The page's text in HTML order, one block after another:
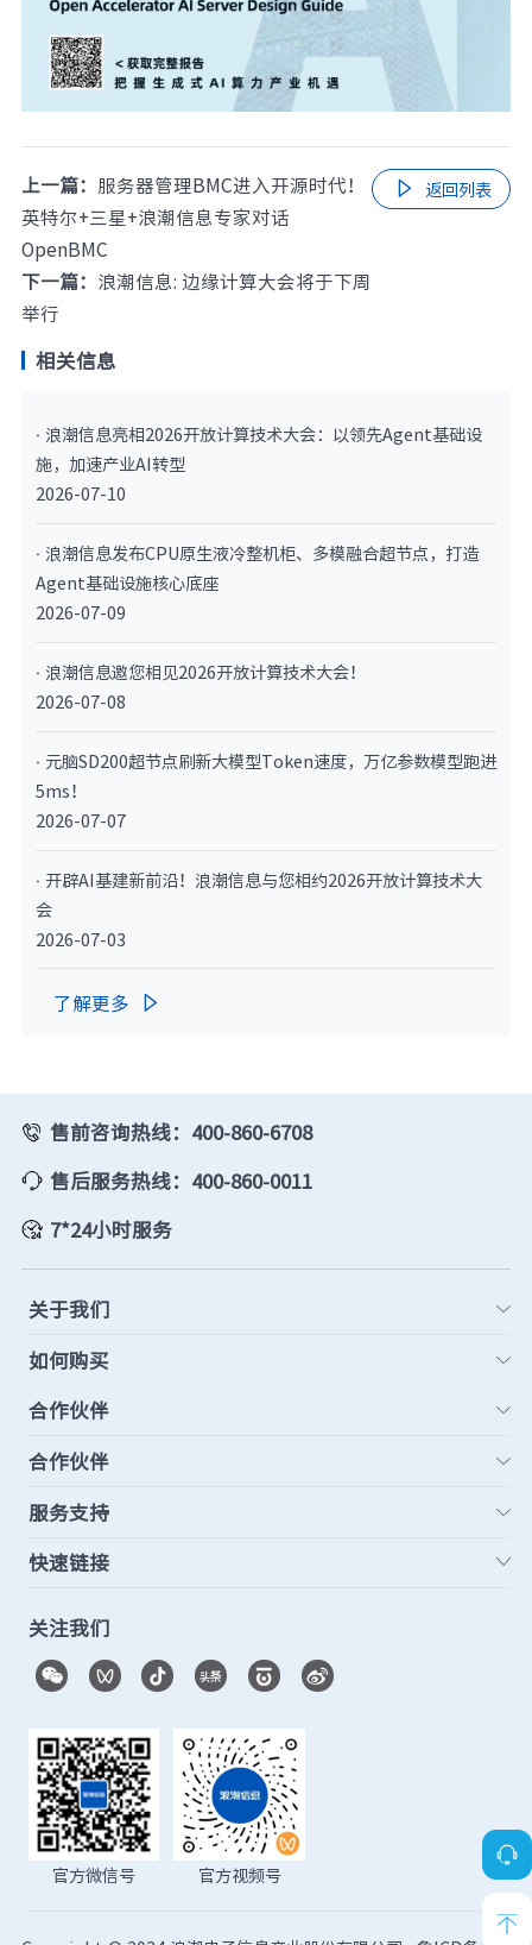
上一篇： 服务器管理BMC进入开源时代！
英特尔+三星+浪潮信息专家对话
OpenBMC
下一篇： 浪潮信息: 边缘计算大会将于下周
举行
 返回列表
相关信息
· 浪潮信息亮相2026开放计算技术大会：以领先Agent基础设
施，加速产业AI转型
2026-07-10
· 浪潮信息发布CPU原生液冷整机柜、多模融合超节点，打造
Agent基础设施核心底座
2026-07-09
· 浪潮信息邀您相见2026开放计算技术大会！
2026-07-08
· 元脑SD200超节点刷新大模型Token速度，万亿参数模型跑进
5ms！
2026-07-07
· 开辟AI基建新前沿！浪潮信息与您相约2026开放计算技术大
会
2026-07-03
了解更多 
售前咨询热线：400-860-6708
售后服务热线：400-860-0011
7*24小时服务
关于我们
如何购买
合作伙伴
合作伙伴
服务支持
快速链接
关注我们
官方微信号 官方视频号